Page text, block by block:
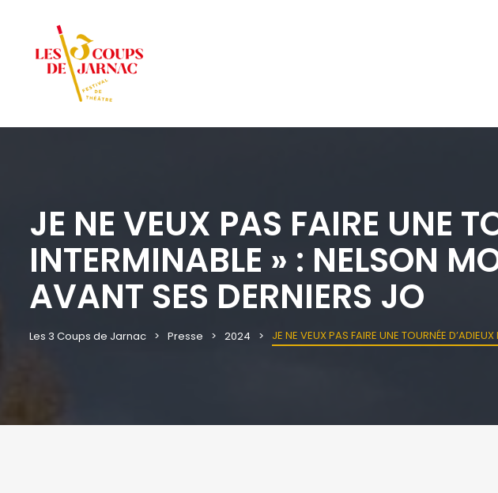
JE NE VEUX PAS FAIRE UNE
INTERMINABLE » : NELSON
AVANT SES DERNIERS JO
Les 3 Coups de Jarnac Presse 2024 JE NE VEUX PAS FAIRE UNE TOURNÉE